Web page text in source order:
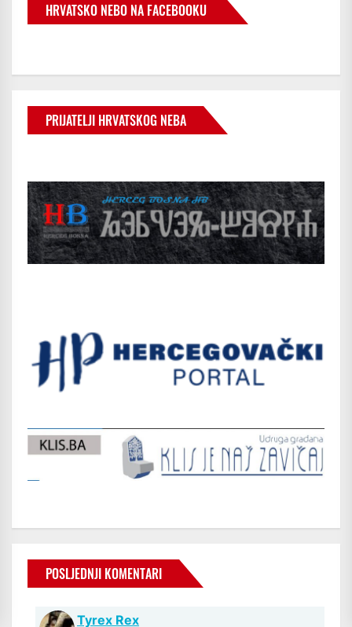
HRVATSKO NEBO NA FACEBOOKU
PRIJATELJI HRVATSKOG NEBA
POSLJEDNJI KOMENTARI
Tyrex Rex